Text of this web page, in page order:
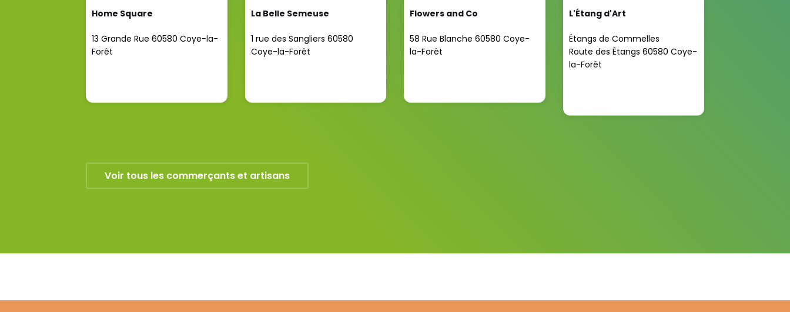
Home Square
13 Grande Rue 60580 Coye-la-
Forêt
La Belle Semeuse
1 rue des Sangliers 60580
Coye-la-Forêt
Flowers and Co
58 Rue Blanche 60580 Coye-
la-Forêt
L'Étang d'Art
Étangs de Commelles
Route des Étangs 60580 Coye-
la-Forêt
Voir tous les commerçants et artisans